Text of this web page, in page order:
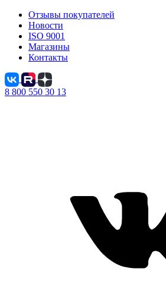
Отзывы покупателей
Новости
ISO 9001
Магазины
Контакты
8 800 550 30 13